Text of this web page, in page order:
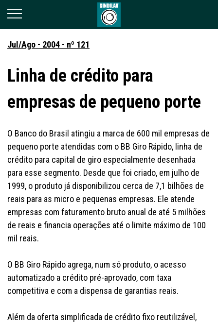
Jul/Ago - 2004 - nº 121
Linha de crédito para
empresas de pequeno porte
O Banco do Brasil atingiu a marca de 600 mil empresas de
pequeno porte atendidas com o BB Giro Rápido, linha de
crédito para capital de giro especialmente desenhada
para esse segmento. Desde que foi criado, em julho de
1999, o produto já disponibilizou cerca de 7,1 bilhões de
reais para as micro e pequenas empresas. Ele atende
empresas com faturamento bruto anual de até 5 milhões
de reais e financia operações até o limite máximo de 100
mil reais.
O BB Giro Rápido agrega, num só produto, o acesso
automatizado a crédito pré-aprovado, com taxa
competitiva e com a dispensa de garantias reais.
Além da oferta simplificada de crédito fixo reutilizável,